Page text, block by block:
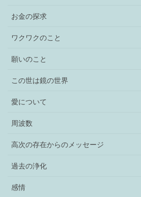
お金の探求
ワクワクのこと
願いのこと
この世は鏡の世界
愛について
周波数
高次の存在からのメッセージ
過去の浄化
感情